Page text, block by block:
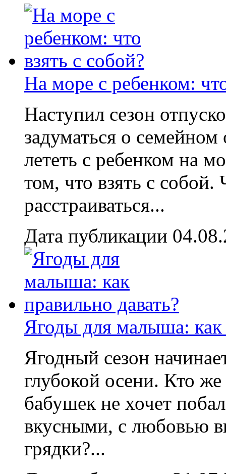
На море с ребенком:
Наступил сезон
задуматься о
лететь с ребенком на
том, что взять с
расстраиваться...
Дата публикации
Ягоды для малыша: как
Ягодный сезон
глубокой осени. Кто
бабушек не хочет
вкусными, с любовью
грядки?...